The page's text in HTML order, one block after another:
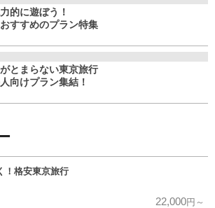
的に遊ぼう！
すすめのプラン特集
とまらない東京旅行
向けプラン集結！
！格安東京旅行
22,000円～